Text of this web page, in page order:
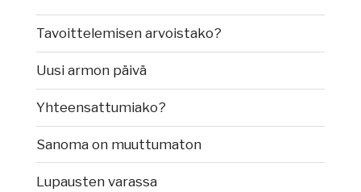
Tavoittelemisen arvoistako?
Uusi armon päivä
Yhteensattumiako?
Sanoma on muuttumaton
Lupausten varassa